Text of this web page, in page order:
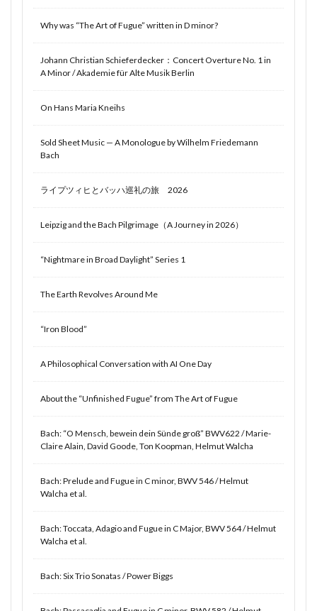
Why was “The Art of Fugue” written in D minor?
Johann Christian Schieferdecker：Concert Overture No. 1 in
A Minor / Akademie für Alte Musik Berlin
On Hans Maria Kneihs
Sold Sheet Music — A Monologue by Wilhelm Friedemann
Bach
ライプツィヒとバッハ巡礼の旅 2026
Leipzig and the Bach Pilgrimage（A Journey in 2026）
“Nightmare in Broad Daylight” Series 1
The Earth Revolves Around Me
“Iron Blood”
A Philosophical Conversation with AI One Day
About the “Unfinished Fugue” from The Art of Fugue
Bach: “O Mensch, bewein dein Sünde groß” BWV622 / Marie-
Claire Alain, David Goode, Ton Koopman, Helmut Walcha
Bach: Prelude and Fugue in C minor, BWV 546 / Helmut
Walcha et al.
Bach: Toccata, Adagio and Fugue in C Major, BWV 564 / Helmut
Walcha et al.
Bach: Six Trio Sonatas / Power Biggs